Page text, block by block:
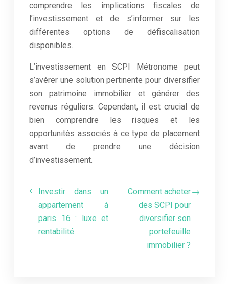
comprendre les implications fiscales de
l’investissement et de s’informer sur les
différentes options de défiscalisation
disponibles.
L’investissement en SCPI Métronome peut
s’avérer une solution pertinente pour diversifier
son patrimoine immobilier et générer des
revenus réguliers. Cependant, il est crucial de
bien comprendre les risques et les
opportunités associés à ce type de placement
avant de prendre une décision
d’investissement.
Investir dans un
appartement à
paris 16 : luxe et
rentabilité
Comment acheter
des SCPI pour
diversifier son
portefeuille
immobilier ?